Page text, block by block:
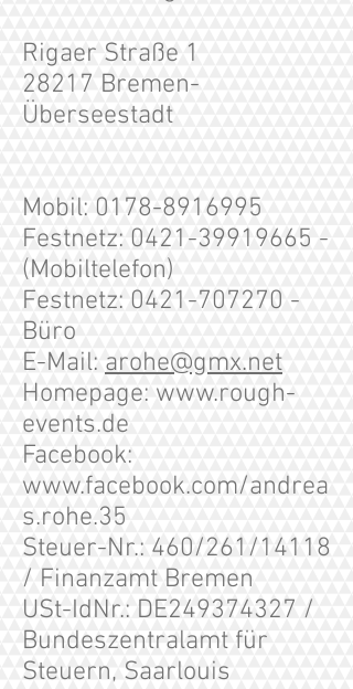
Rigaer Straße 1
28217 Bremen-
Überseestadt
Mobil: 0178-8916995
Festnetz: 0421-39919665 -
(Mobiltelefon)
Festnetz: 0421-707270 -
Büro
E-Mail: arohe@gmx.net
Homepage: www.rough-
events.de
Facebook:
www.facebook.com/andrea
s.rohe.35
Steuer-Nr.: 460/261/14118
/ Finanzamt Bremen
USt-IdNr.: DE249374327 /
Bundeszentralamt für
Steuern, Saarlouis